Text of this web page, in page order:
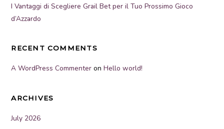
I Vantaggi di Scegliere Grail Bet per il Tuo Prossimo Gioco
d’Azzardo
RECENT COMMENTS
A WordPress Commenter onHello world!
ARCHIVES
July 2026